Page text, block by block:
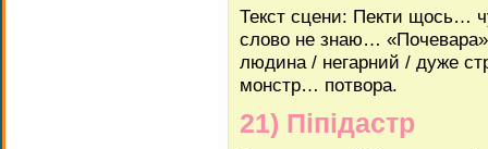
Текст сцени: Пекти щось…
слово не знаю…
людина / негарний / дуже
монстр… потвора.
21) Піпідастр